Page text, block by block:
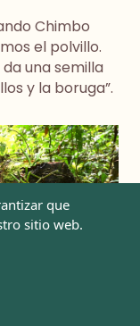
Chimbo
el polvillo.
una semilla
y la boruga”.
que
sitio web.